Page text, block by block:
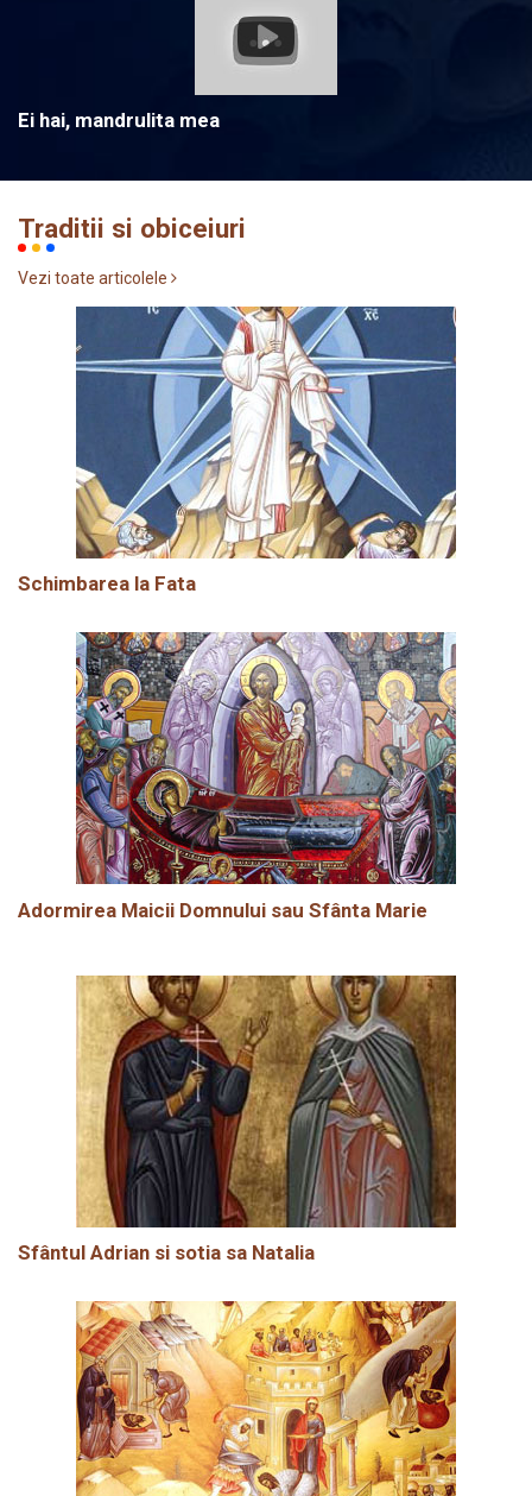
Ei hai, mandrulita mea
Traditii si obiceiuri
Vezi toate articolele
Schimbarea la Fata
Adormirea Maicii Domnului sau Sfânta Marie
Sfântul Adrian si sotia sa Natalia